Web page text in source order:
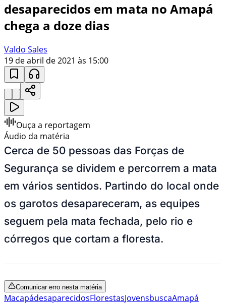
desaparecidos em mata no Amapá
chega a doze dias
Valdo Sales
19 de abril de 2021 às 15:00
Ouça a reportagem
Áudio da matéria
Cerca de 50 pessoas das Forças de
Segurança se dividem e percorrem a mata
em vários sentidos. Partindo do local onde
os garotos desapareceram, as equipes
seguem pela mata fechada, pelo rio e
córregos que cortam a floresta.
Comunicar erro nesta matéria
MacapádesaparecidosFlorestasJovensbuscaAmapá